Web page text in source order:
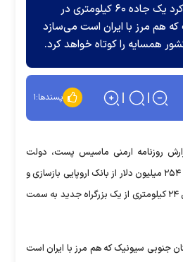
دولت ارمنستان اعلام کرد یک جاده ۶۰ کیلومتری در
هم مرز با ایران است می‌سازد
همسایه را کوتاه خواهد کرد.
پسندها:۱
روزنامه ارمنی ماسیس پست، دولت
ارمنستان اعلام کرد قصد دارد ۲۵۴ میلیون دلار از بانک اروپایی بازسازی و
توسعه برای ساخت یک بخش ۲۴ کیلومتری از یک بزرگراه جدید به سمت
در استان جنوبی سیونیک که هم مرز با ایران است